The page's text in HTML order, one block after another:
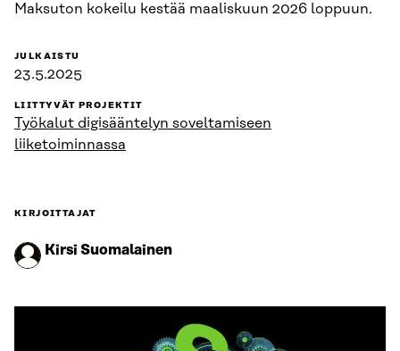
Maksuton kokeilu kestää maaliskuun 2026 loppuun.
JULKAISTU
23.5.2025
LIITTYVÄT PROJEKTIT
Työkalut digisääntelyn soveltamiseen
liiketoiminnassa
KIRJOITTAJAT
Kirsi Suomalainen